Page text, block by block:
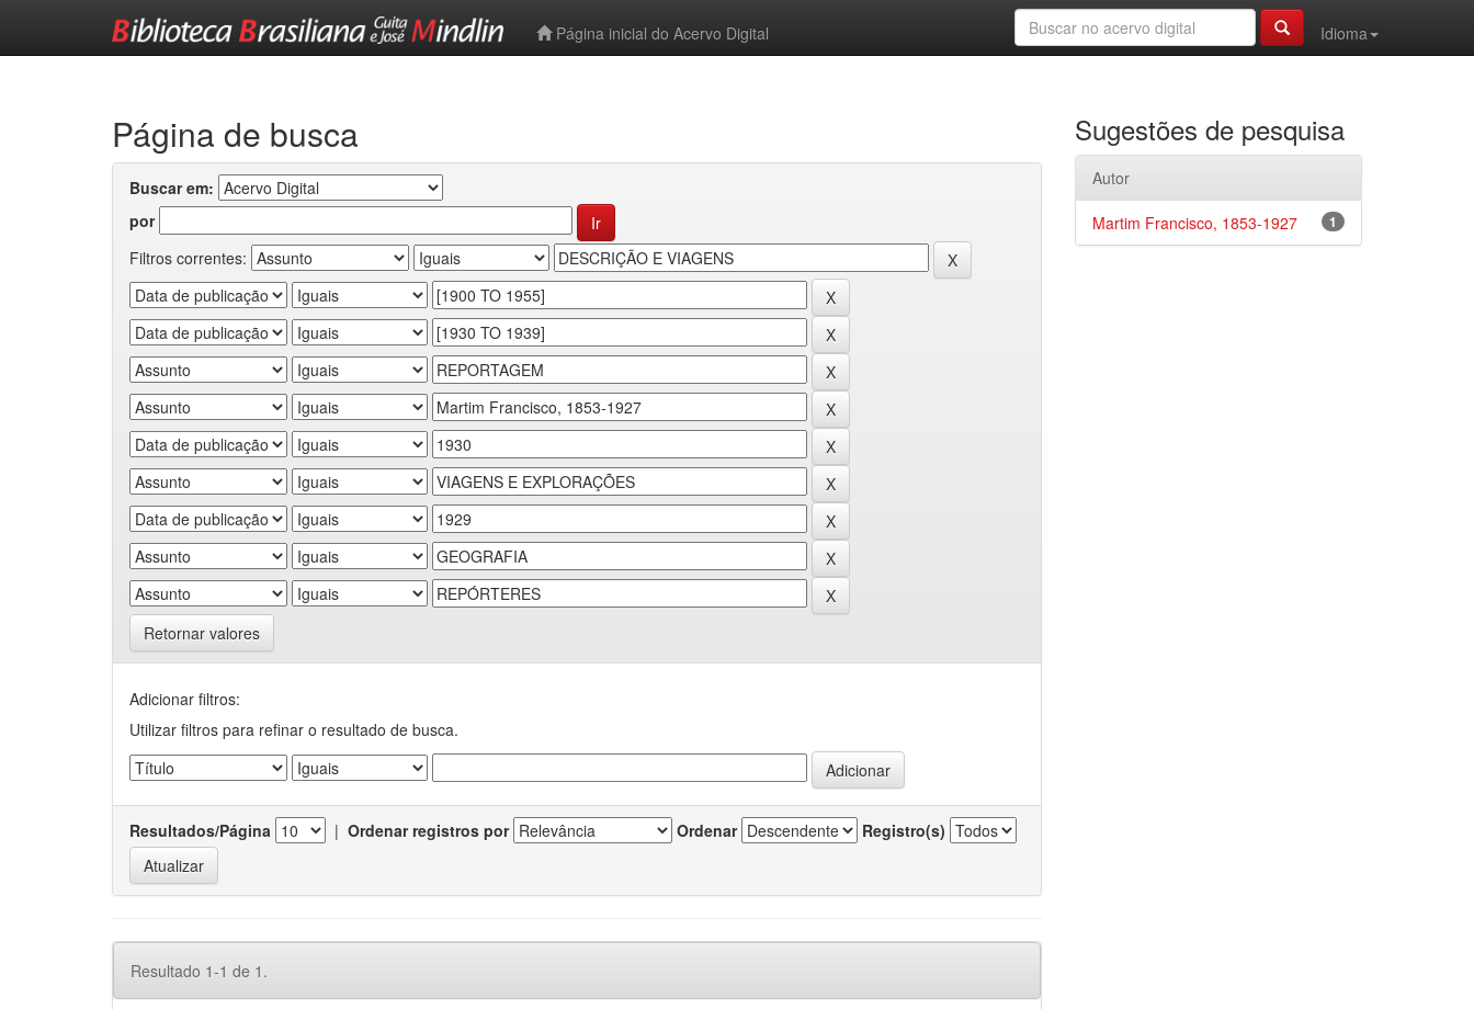
Página inicial do Acervo Digital
Idioma
Página de busca
Buscar em:
por
Filtros correntes:
Retornar valores
Adicionar filtros:
Utilizar filtros para refinar o resultado de busca.
Resultados/Página | Ordenar registros por Ordenar Registro(s)
Resultado 1-1 de 1.
Sugestões de pesquisa
Autor
1
Martim Francisco, 1853-1927